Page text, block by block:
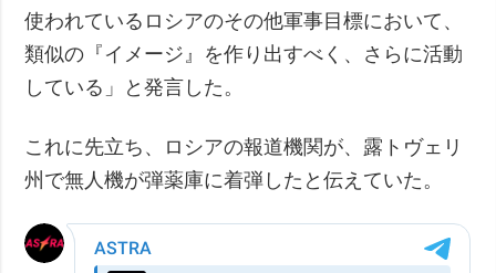
使われているロシアのその他軍事目標において、
類似の『イメージ』を作り出すべく、さらに活動
している」と発言した。
これに先立ち、ロシアの報道機関が、露トヴェリ
州で無人機が弾薬庫に着弾したと伝えていた。